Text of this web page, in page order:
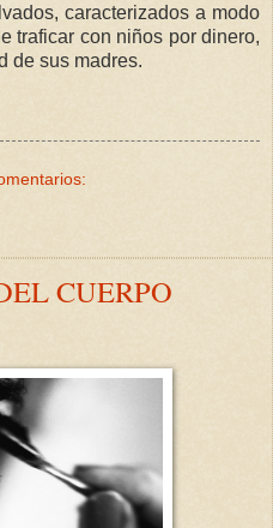
caracterizados a modo
traficar con niños por dinero,
de sus madres.
CUERPO